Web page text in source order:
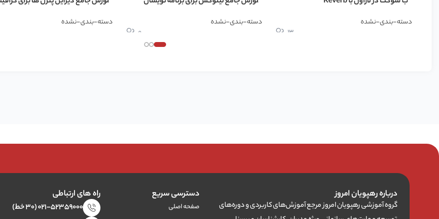
دسته-بندی-نشده
13
دسته-بندی-نشده
0
دسته-بندی-نشده
درباره رهپویان امروز
گروه آموزشی رهپویان امروز مرجع آموزش‌های کاربردی و دوره‌های
دسترسی سریع
صفحه اصلی
راه های ارتباطی
۰۲۱-۵۲۳۵۹۰۰۰ (۳۰ خط)